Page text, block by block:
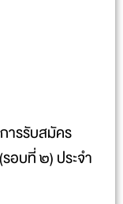
ารรับสมัคร
อบที่ ๒) ประจำ